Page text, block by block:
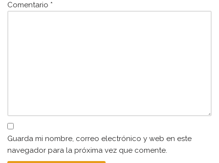
Comentario *
Guarda mi nombre, correo electrónico y web en este
navegador para la próxima vez que comente.